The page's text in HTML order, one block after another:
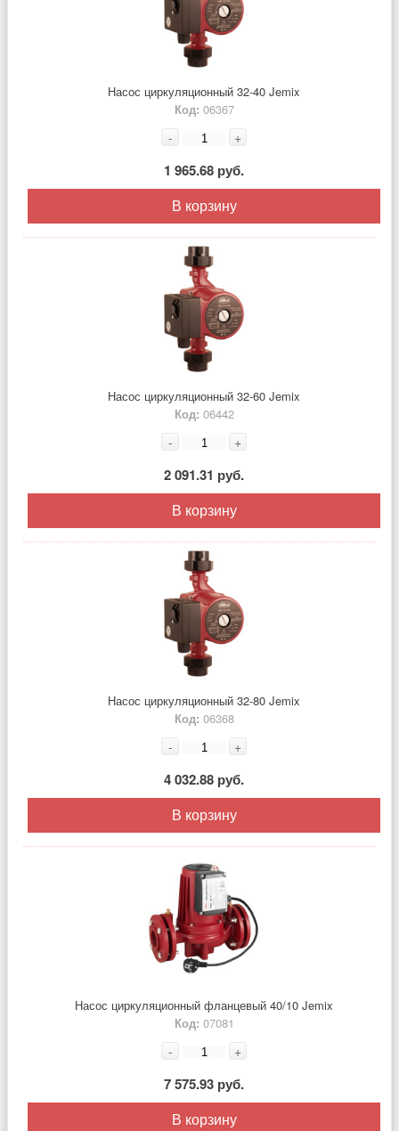
Насос циркуляционный 32-40 Jemix
Код: 06367
- +
1 965.68 руб.
В корзину
Насос циркуляционный 32-60 Jemix
Код: 06442
- +
2 091.31 руб.
В корзину
Насос циркуляционный 32-80 Jemix
Код: 06368
- +
4 032.88 руб.
В корзину
Насос циркуляционный фланцевый 40/10 Jemix
Код: 07081
- +
7 575.93 руб.
В корзину